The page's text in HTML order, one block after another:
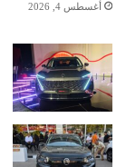
أغسطس 4, 2026